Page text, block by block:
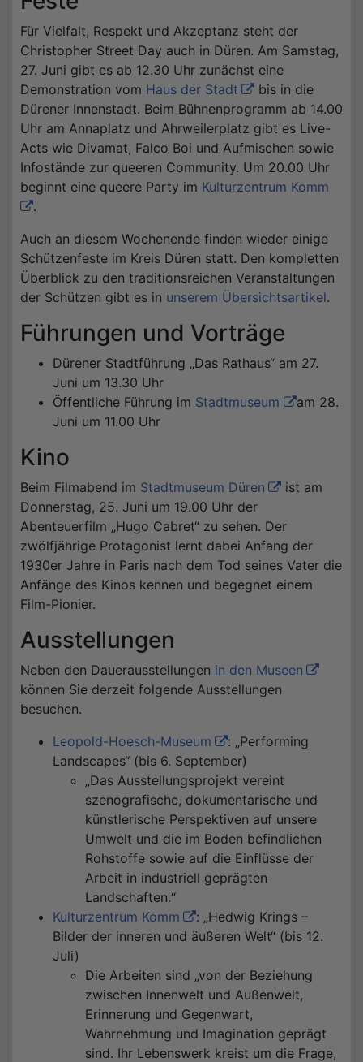
Für Vielfalt, Respekt und Akzeptanz steht der
Christopher Street Day auch in Düren. Am Samstag,
27. Juni gibt es ab 12.30 Uhr zunächst eine
Demonstration vom Haus der Stadt
bis in die
Dürener Innenstadt. Beim Bühnenprogramm ab 14.00
Uhr am Annaplatz und Ahrweilerplatz gibt es Live-
Acts wie Divamat, Falco Boi und Aufmischen sowie
Infostände zur queeren Community. Um 20.00 Uhr
beginnt eine queere Party im Kulturzentrum Komm
.
Auch an diesem Wochenende finden wieder einige
Schützenfeste im Kreis Düren statt. Den kompletten
Überblick zu den traditionsreichen Veranstaltungen
der Schützen gibt es in unserem Übersichtsartikel.
Führungen und Vorträge
Dürener Stadtführung „Das Rathaus“ am 27.
Juni um 13.30 Uhr
Öffentliche Führung im Stadtmuseum
am 28.
Juni um 11.00 Uhr
Kino
Beim Filmabend im Stadtmuseum Düren
ist am
Donnerstag, 25. Juni um 19.00 Uhr der
Abenteuerfilm „Hugo Cabret“ zu sehen. Der
zwölfjährige Protagonist lernt dabei Anfang der
1930er Jahre in Paris nach dem Tod seines Vater die
Anfänge des Kinos kennen und begegnet einem
Film-Pionier.
Ausstellungen
Neben den Dauerausstellungen in den Museen
können Sie derzeit folgende Ausstellungen
besuchen.
Leopold-Hoesch-Museum
: „Performing
Landscapes“ (bis 6. September)
„Das Ausstellungsprojekt vereint
szenografische, dokumentarische und
künstlerische Perspektiven auf unsere
Umwelt und die im Boden befindlichen
Rohstoffe sowie auf die Einflüsse der
Arbeit in industriell geprägten
Landschaften.“
Kulturzentrum Komm
: „Hedwig Krings –
Bilder der inneren und äußeren Welt“ (bis 12.
Juli)
Die Arbeiten sind „von der Beziehung
zwischen Innenwelt und Außenwelt,
Erinnerung und Gegenwart,
Wahrnehmung und Imagination geprägt
sind. Ihr Lebenswerk kreist um die Frage,